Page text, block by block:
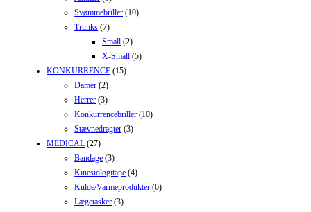
Svømmebriller (10)
Trunks (7)
Small (2)
X-Small (5)
KONKURRENCE (15)
Damer (2)
Herrer (3)
Konkurrencebriller (10)
Stævnedragter (3)
MEDICAL (27)
Bandage (3)
Kinesiologitape (4)
Kulde/Varmeprodukter (6)
Lægetasker (3)